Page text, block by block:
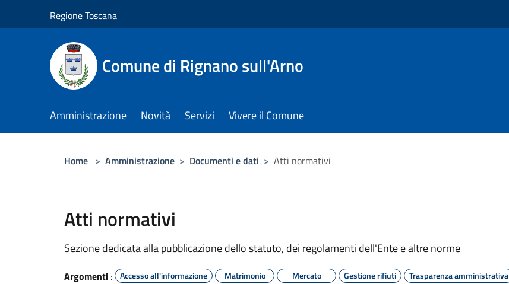
Regione Toscana
Comune di Rignano sull'Arno
Amministrazione Novità Servizi Vivere il Comune
Home > Amministrazione > Documenti e dati > Atti normativi
Atti normativi
Sezione dedicata alla pubblicazione dello statuto, dei regolamenti dell'Ente e altre norme
Argomenti : Accesso all'informazione Matrimonio Mercato Gestione rifiuti Trasparenza amministrativa